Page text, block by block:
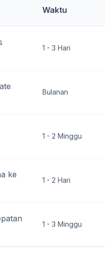
Waktu
1 - 3 Hari
Bulanan
1 - 2 Minggu
ke
1 - 2 Hari
1 - 3 Minggu